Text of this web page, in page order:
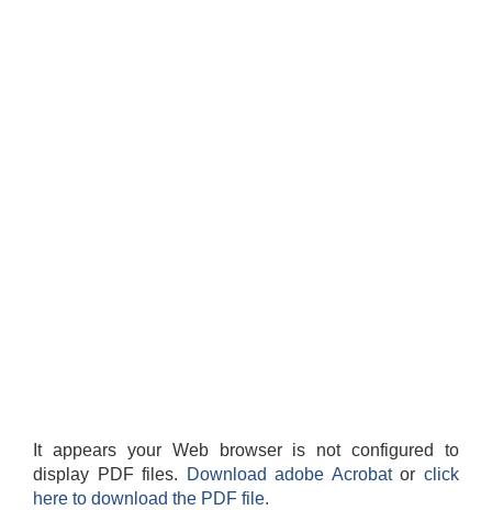
It appears your Web browser is not configured to
display PDF files.
Download adobe Acrobatorclick
here to download the PDF file.